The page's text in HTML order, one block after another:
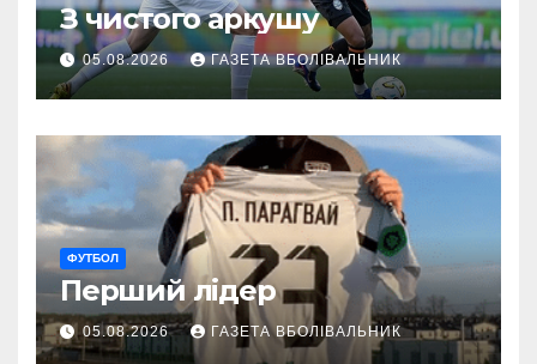
З чистого аркушу
05.08.2026 ГАЗЕТА ВБОЛІВАЛЬНИК
ФУТБОЛ
Перший лідер
05.08.2026 ГАЗЕТА ВБОЛІВАЛЬНИК